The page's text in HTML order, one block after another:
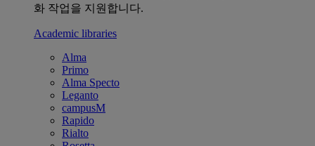
화 작업을 지원합니다.
Academic libraries
Alma
Primo
Alma Specto
Leganto
campusM
Rapido
Rialto